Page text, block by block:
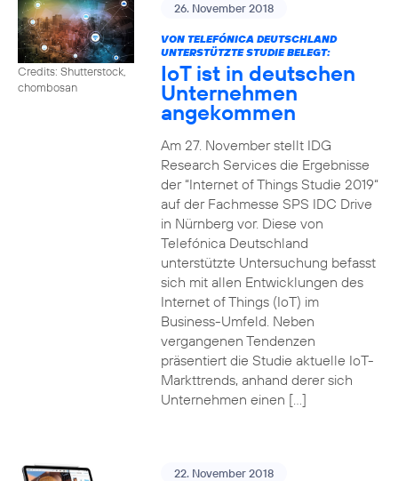
Credits: Shutterstock,
chombosan
26. November 2018
VON TELEFÓNICA DEUTSCHLAND
UNTERSTÜTZTE STUDIE BELEGT:
IoT ist in deutschen
Unternehmen
angekommen
Am 27. November stellt IDG
Research Services die Ergebnisse
der “Internet of Things Studie 2019“
auf der Fachmesse SPS IDC Drive
in Nürnberg vor. Diese von
Telefónica Deutschland
unterstützte Untersuchung befasst
sich mit allen Entwicklungen des
Internet of Things (IoT) im
Business-Umfeld. Neben
vergangenen Tendenzen
präsentiert die Studie aktuelle IoT-
Markttrends, anhand derer sich
Unternehmen einen […]
22. November 2018